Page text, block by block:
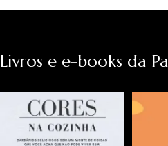
Livros e e-books da